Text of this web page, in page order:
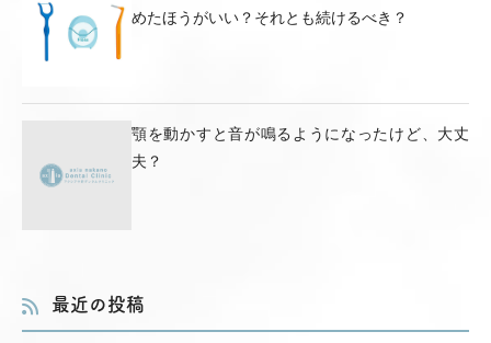
めたほうがいい？それとも続けるべき？
顎を動かすと音が鳴るようになったけど、大丈
夫？
最近の投稿